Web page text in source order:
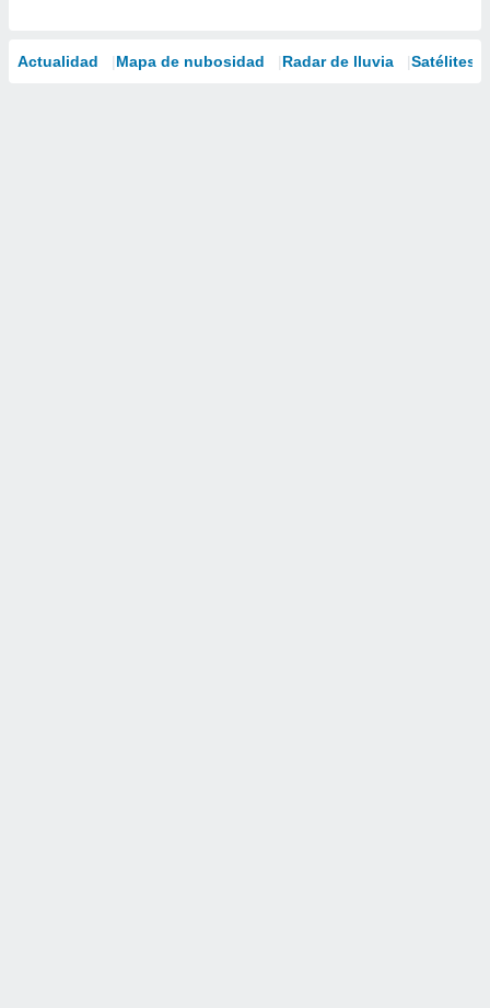
Actualidad Mapa de nubosidad Radar de lluvia Satélites